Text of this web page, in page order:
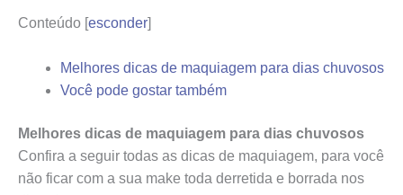
Conteúdo [esconder]
Melhores dicas de maquiagem para dias chuvosos
Você pode gostar também
Melhores dicas de maquiagem para dias chuvosos
Confira a seguir todas as dicas de maquiagem, para você
não ficar com a sua make toda derretida e borrada nos